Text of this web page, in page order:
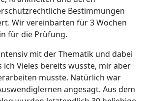
Bestimmungen
Wir vereinbarten für 3 Wochen
für die Prüfung.
mit der Thematik und dabei
ich Vieles bereits wusste, mir aber
musste. Natürlich war
angesagt. Aus dem